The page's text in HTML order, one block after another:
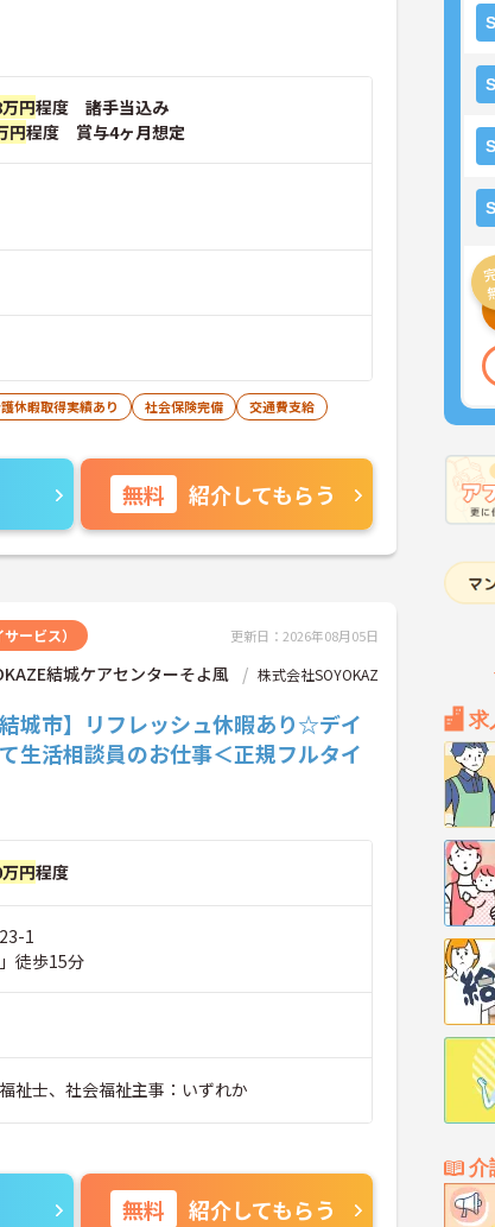
求
介
円程度 諸手当込み
円程度 賞与4ヶ月想定
休暇取得実績あり 社会保険完備
交通費支給
無料 紹介してもらう
ービス） 更新日：2026年08月05日
結城ケアセンターそよ風
株式会社SOYOKAZ
結城市】リフレッシュ休暇あり☆デイ
生活相談員のお仕事＜正規フルタイ
円程度
1
徒歩15分
祉士、社会福祉主事：いずれか
無料 紹介してもらう